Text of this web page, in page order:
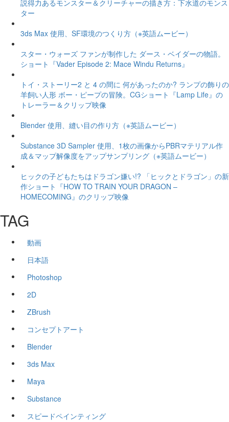
説得力あるモンスター＆クリーチャーの描き方：下水道のモンス
ター
3ds Max 使用、SF環境のつくり方（※英語ムービー）
スター・ウォーズ ファンが制作した ダース・ベイダーの物語。
ショート『Vader Episode 2: Mace Windu Returns』
トイ・ストーリー2 と 4 の間に 何があったのか? ランプの飾りの
羊飼い人形 ボー・ピープの冒険。CGショート『Lamp Life』の
トレーラー＆クリップ映像
Blender 使用、縫い目の作り方（※英語ムービー）
Substance 3D Sampler 使用、1枚の画像からPBRマテリアル作
成＆マップ解像度をアップサンプリング（※英語ムービー）
ヒックの子どもたちはドラゴン嫌い!? 「ヒックとドラゴン」の新
作ショート『HOW TO TRAIN YOUR DRAGON –
HOMECOMING』のクリップ映像
TAG
動画
日本語
Photoshop
2D
ZBrush
コンセプトアート
Blender
3ds Max
Maya
Substance
スピードペインティング